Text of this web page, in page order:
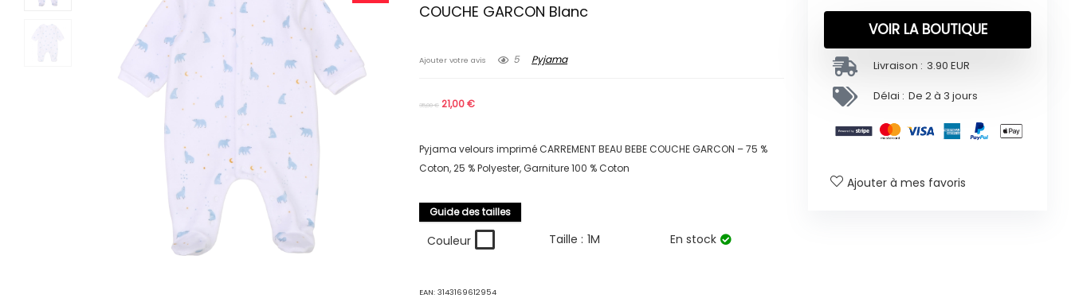
COUCHE GARCON Blanc
Ajouter votre avis 5 Pyjama
35,00€ 21,00€
Pyjama velours imprimé CARREMENT BEAU BEBE COUCHE GARCON – 75 %
Coton, 25 % Polyester, Garniture 100 % Coton
Guide des tailles
Couleur Taille : 1M En stock
EAN:3143169612954
VOIR LA BOUTIQUE
Livraison : 3.90 EUR
Délai : De 2 à 3 jours
Ajouter à mes favoris